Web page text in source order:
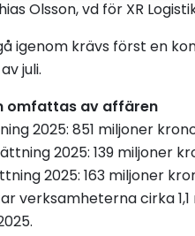
Olsson, vd för XR
igenom krävs först en
juli.
omfattas av affären
2025: 851 miljoner
2025: 139 miljoner
2025: 163 miljoner
verksamheterna cirka